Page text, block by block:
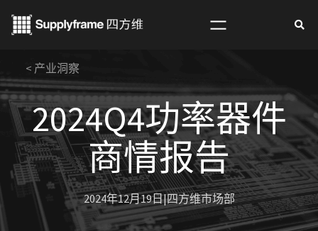
< 产业洞察
2024Q4功率器件
商情报告
2024年12月19日|四方维市场部